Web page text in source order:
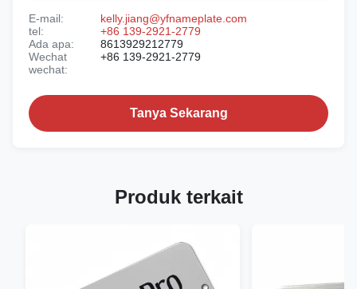
E-mail:
kelly.jiang@yfnameplate.com
tel:
+86 139-2921-2779
Ada apa:
8613929212779
Wechat
wechat:
+86 139-2921-2779
Tanya Sekarang
Produk terkait